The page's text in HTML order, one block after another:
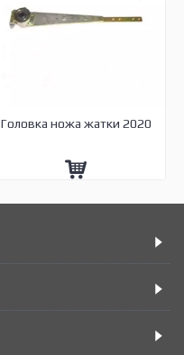
Головка ножа жатки 2020